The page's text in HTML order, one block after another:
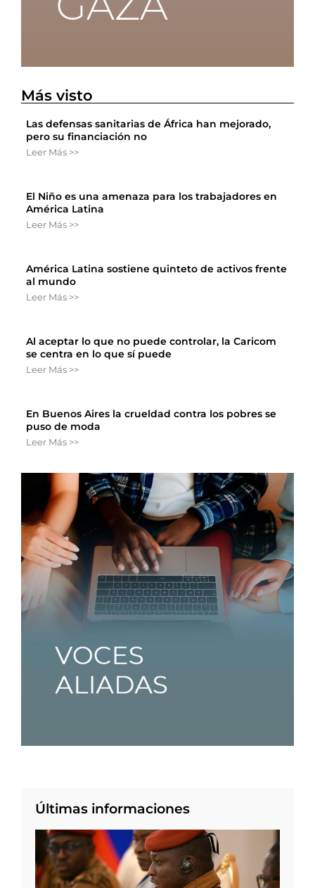
Más visto
Las defensas sanitarias de África han mejorado,
pero su financiación no
Leer Más >>
El Niño es una amenaza para los trabajadores en
América Latina
Leer Más >>
América Latina sostiene quinteto de activos frente
al mundo
Leer Más >>
Al aceptar lo que no puede controlar, la Caricom
se centra en lo que sí puede
Leer Más >>
En Buenos Aires la crueldad contra los pobres se
puso de moda
Leer Más >>
Últimas informaciones